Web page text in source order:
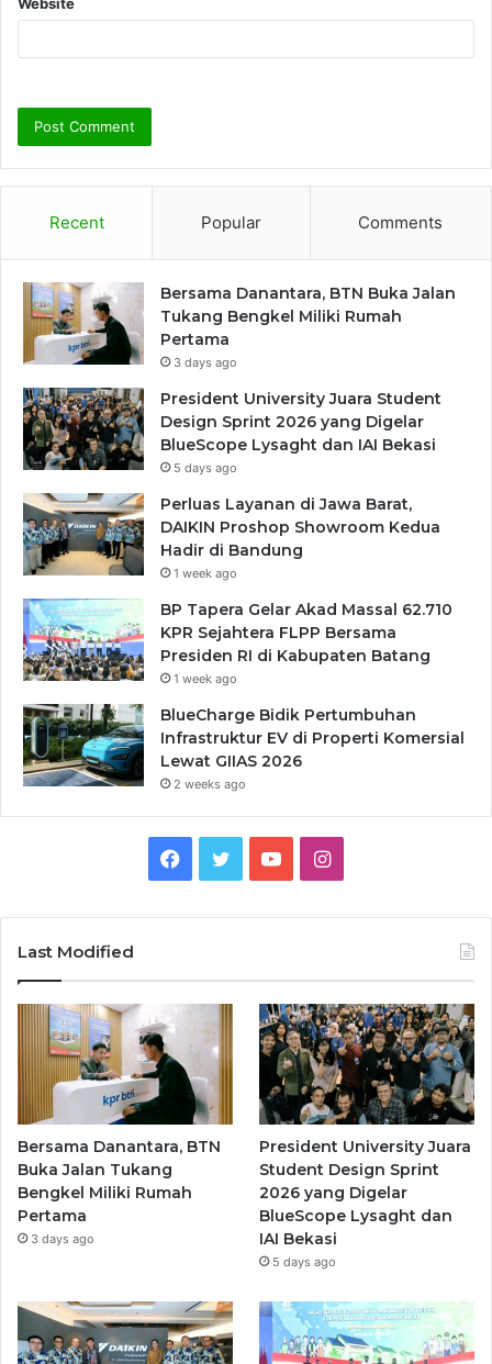
Recent Popular Comments
Bersama Danantara, BTN Buka Jalan
Tukang Bengkel Miliki Rumah
Pertama
3 days ago
President University Juara Student
Design Sprint 2026 yang Digelar
BlueScope Lysaght dan IAI Bekasi
5 days ago
Perluas Layanan di Jawa Barat,
DAIKIN Proshop Showroom Kedua
Hadir di Bandung
1 week ago
BP Tapera Gelar Akad Massal 62.710
KPR Sejahtera FLPP Bersama
Presiden RI di Kabupaten Batang
1 week ago
BlueCharge Bidik Pertumbuhan
Infrastruktur EV di Properti Komersial
Lewat GIIAS 2026
2 weeks ago
Facebook
TwitterYouTubeInstagram
Last Modified
Bersama Danantara, BTN
Buka Jalan Tukang
Bengkel Miliki Rumah
Pertama
3 days ago
President University Juara
Student Design Sprint
2026 yang Digelar
BlueScope Lysaght dan
IAI Bekasi
5 days ago